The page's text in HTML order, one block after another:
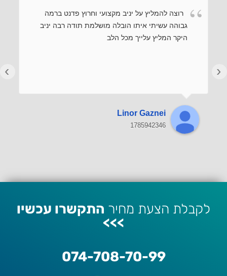
רוצה להמליץ על יניב מקצועי וחרוץ פדנט ברמה
גבוהה עשיתי איתו הובלה מושלמת תודה רבה יניב
היקר המליץ עלייך מכל הלב
Linor Gaznei
1785942346
‹
›
לקבלת הצעת מחיר התקשרו עכשיו
>>>
074-708-70-99